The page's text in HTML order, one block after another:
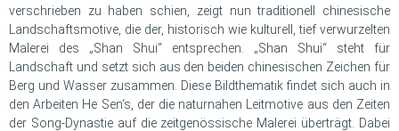
verschrieben zu haben schien, zeigt nun traditionell chinesische
Landschaftsmotive, die der, historisch wie kulturell, tief verwurzelten
Malerei des „Shan Shui“ entsprechen. „Shan Shui“ steht für
Landschaft und setzt sich aus den beiden chinesischen Zeichen für
Berg und Wasser zusammen. Diese Bildthematik findet sich auch in
den Arbeiten He Sen‘s, der die naturnahen Leitmotive aus den Zeiten
der Song-Dynastie auf die zeitgenössische Malerei überträgt. Dabei